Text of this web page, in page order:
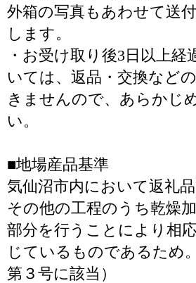
外箱の写真もあわせて送
します。
・お受け取り後3日以上
いては、返品・交換など
きませんので、あらかじ
い。
■地場産品基準
気仙沼市内において返礼
その他の工程のうち乾燥
部分を行うことにより相
じているものであるため
第３号に該当）